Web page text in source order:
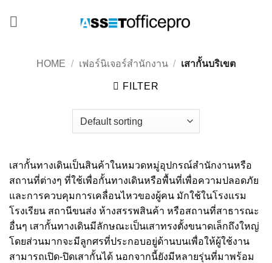
HOME / เฟอร์นิเจอร์สำนักงาน / เสากั้นบริเขต
FILTER
เสากั้นทางเดินเป็นสินค้าในหมวดหมู่อุปกรณ์สำนักงานหรือ
สถานที่ต่างๆ ที่ใช้เพื่อกั้นทางเดินหรือพื้นที่เพื่อความปลอดภัย
และการควบคุมการเคลื่อนไหวของผู้คน มักใช้ในโรงแรม
โรงเรียน สถานีขนส่ง ห้างสรรพสินค้า หรือสถานที่สาธารณะ
อื่นๆ เสากั้นทางเดินมีลักษณะเป็นเสาทรงตั้งขนาดเล็กถึงใหญ่
โดยส่วนมากจะมีลูกศรที่ประกอบอยู่ด้านบนเพื่อให้ผู้ใช้งาน
สามารถเปิด-ปิดเสากั้นได้ นอกจากนี้ยังมีหลายรุ่นที่มาพร้อม